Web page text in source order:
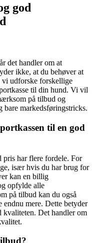
god
det handler om at
ikke, at du behøver at
vi udforske forskellige
til din hund. Vi vil
på tilbud og
markedsføringstricks.
til en god
pris har flere fordele. For
især hvis du har brug for
kan en billig
opfylde alle
på tilbud kan du også
endnu mere. Dette betyder
kvaliteten. Det handler om